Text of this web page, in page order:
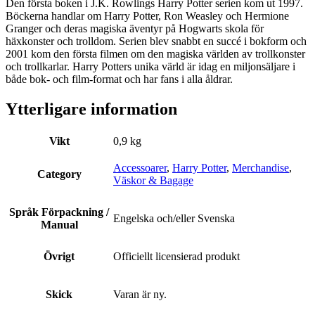
Den första boken i J.K. Rowlings Harry Potter serien kom ut 1997.
Böckerna handlar om Harry Potter, Ron Weasley och Hermione
Granger och deras magiska äventyr på Hogwarts skola för
häxkonster och trolldom. Serien blev snabbt en succé i bokform och
2001 kom den första filmen om den magiska världen av trollkonster
och trollkarlar. Harry Potters unika värld är idag en miljonsäljare i
både bok- och film-format och har fans i alla åldrar.
Ytterligare information
Vikt 0,9 kg
Category
Accessoarer, Harry Potter, Merchandise,
Väskor & Bagage
Språk Förpackning /
Manual
Engelska och/eller Svenska
Övrigt Officiellt licensierad produkt
Skick Varan är ny.